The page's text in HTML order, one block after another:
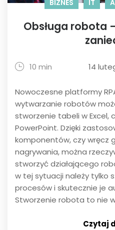
BIZNES IT
Obsługa robota
10 min 14
Nowoczesne platformy
wytwarzanie robotów
stworzenie tabeli w Excel,
PowerPoint. Dzięki
komponentów, czy wręcz
nagrywania, można
stworzyć działającego
w tej sytuacji należy tylko
procesów i skutecznie je
Stworzenie robota to nie
Czytaj